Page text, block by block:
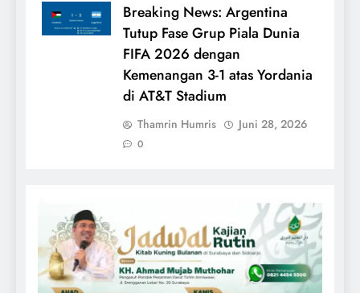
Breaking News: Argentina
Tutup Fase Grup Piala Dunia
FIFA 2026 dengan
Kemenangan 3-1 atas Yordania
di AT&T Stadium
Thamrin Humris Juni 28, 2026
0